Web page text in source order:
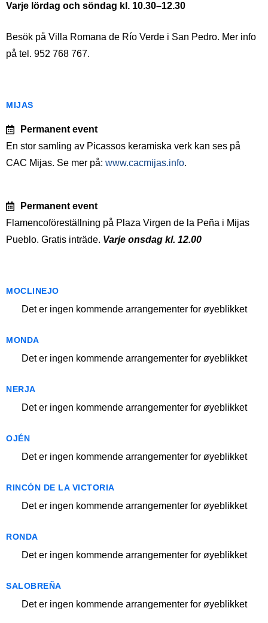
Varje lördag och söndag kl. 10.30–12.30
Besök på Villa Romana de Río Verde i San Pedro. Mer info
på tel. 952 768 767.
MIJAS
Permanent event
En stor samling av Picassos keramiska verk kan ses på
CAC Mijas. Se mer på: www.cacmijas.info.
Permanent event
Flamencoföreställning på Plaza Virgen de la Peña i Mijas
Pueblo. Gratis inträde. Varje onsdag kl. 12.00
MOCLINEJO
Det er ingen kommende arrangementer for øyeblikket
MONDA
Det er ingen kommende arrangementer for øyeblikket
NERJA
Det er ingen kommende arrangementer for øyeblikket
OJÉN
Det er ingen kommende arrangementer for øyeblikket
RINCÓN DE LA VICTORIA
Det er ingen kommende arrangementer for øyeblikket
RONDA
Det er ingen kommende arrangementer for øyeblikket
SALOBREÑA
Det er ingen kommende arrangementer for øyeblikket